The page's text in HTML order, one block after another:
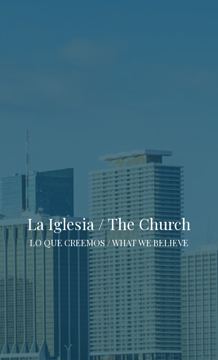
La Iglesia / The Church
LO QUE CREEMOS / WHAT WE BELIEVE